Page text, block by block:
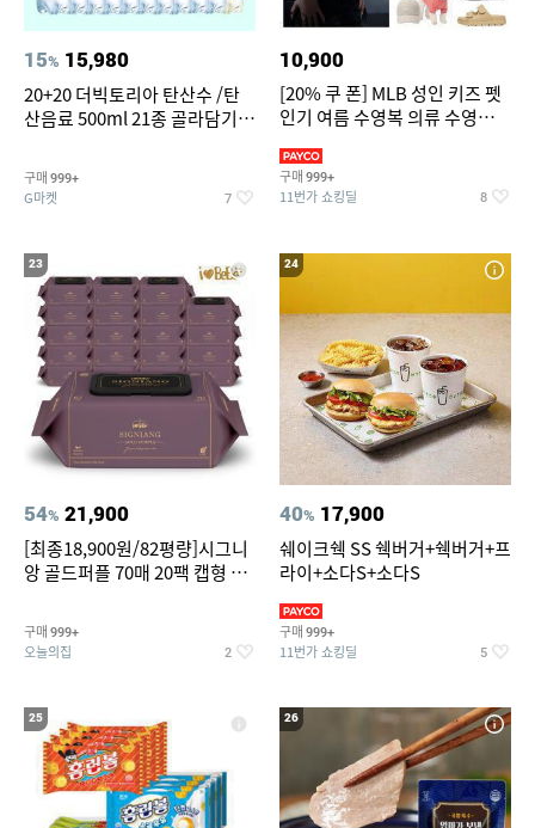
15% 15,980
20+20 더빅토리아 탄산수 /탄
산음료 500ml 21종 골라담기
구매 999+
G마켓 7
10,900
[20% 쿠 폰] MLB 성인 키즈 펫
인기 여름 수영복 의류 수영복
구매 999+
11번가 쇼킹딜 8
23
54% 21,900
[최종18,900원/82평량]시그니
앙 골드퍼플 70매 20팩 캡형 아
구매 999+
오늘의집 2
24
40% 17,900
쉐이크쉑 SS 쉑버거+쉑버거+프
라이+소다S+소다S
구매 999+
11번가 쇼킹딜 5
25 26